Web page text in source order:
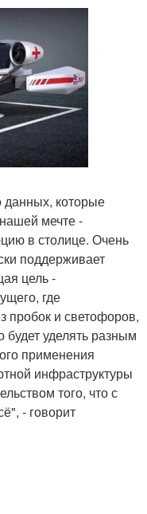
которые
мечте -
в столице. Очень
поддерживает
цель -
где
пробок и светофоров,
уделять разным
применения
инфраструктуры
того, что с
- говорит